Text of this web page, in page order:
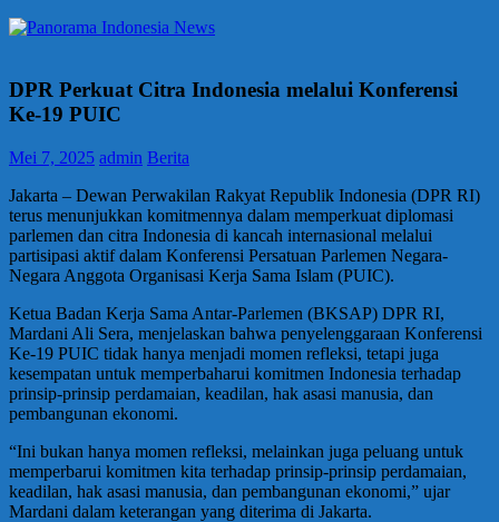
DPR Perkuat Citra Indonesia melalui Konferensi
Ke-19 PUIC
Mei 7, 2025 admin Berita
Jakarta – Dewan Perwakilan Rakyat Republik Indonesia (DPR RI)
terus menunjukkan komitmennya dalam memperkuat diplomasi
parlemen dan citra Indonesia di kancah internasional melalui
partisipasi aktif dalam Konferensi Persatuan Parlemen Negara-
Negara Anggota Organisasi Kerja Sama Islam (PUIC).
Ketua Badan Kerja Sama Antar-Parlemen (BKSAP) DPR RI,
Mardani Ali Sera, menjelaskan bahwa penyelenggaraan Konferensi
Ke-19 PUIC tidak hanya menjadi momen refleksi, tetapi juga
kesempatan untuk memperbaharui komitmen Indonesia terhadap
prinsip-prinsip perdamaian, keadilan, hak asasi manusia, dan
pembangunan ekonomi.
“Ini bukan hanya momen refleksi, melainkan juga peluang untuk
memperbarui komitmen kita terhadap prinsip-prinsip perdamaian,
keadilan, hak asasi manusia, dan pembangunan ekonomi,” ujar
Mardani dalam keterangan yang diterima di Jakarta.